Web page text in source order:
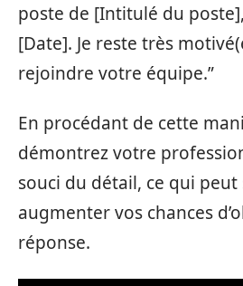
poste de [Intitulé du
[Date]. Je reste très
rejoindre votre équipe.”
En procédant de cette
démontrez votre
souci du détail, ce qui
augmenter vos chances
réponse.